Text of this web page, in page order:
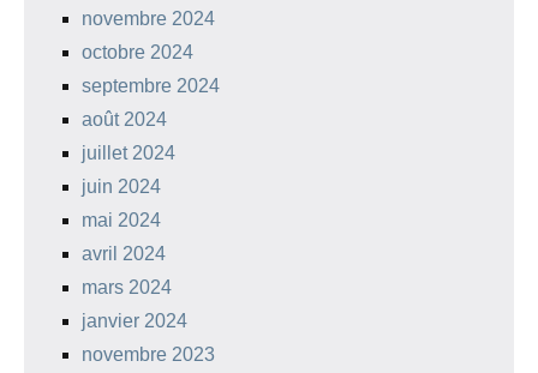
novembre 2024
octobre 2024
septembre 2024
août 2024
juillet 2024
juin 2024
mai 2024
avril 2024
mars 2024
janvier 2024
novembre 2023